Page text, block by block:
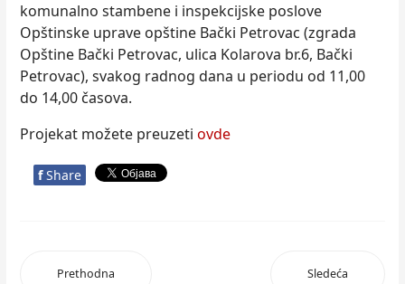
komunalno stambene i inspekcijske poslove
Opštinske uprave opštine Bački Petrovac (zgrada
Opštine Bački Petrovac, ulica Kolarova br.6, Bački
Petrovac), svakog radnog dana u periodu od 11,00
do 14,00 časova.
Projekat možete preuzeti ovde
f Share
Prethodna Sledeća